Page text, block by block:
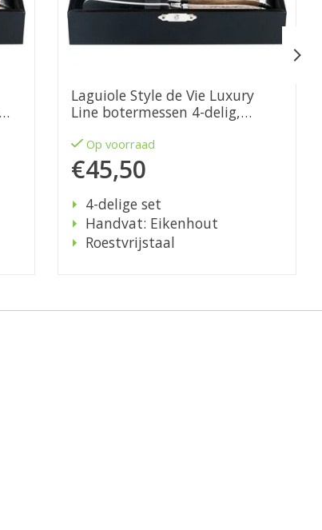
Laguiole Style de Vie Luxury
Line botermessen 4-delig,
Op voorraad
€45,50
4-delige set
Handvat: Eikenhout
Roestvrijstaal